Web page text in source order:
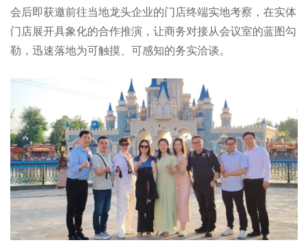
会后即获邀前往当地龙头企业的门店终端实地考察，在实体
门店展开具象化的合作推演，让商务对接从会议室的蓝图勾
勒，迅速落地为可触摸、可感知的务实洽谈。